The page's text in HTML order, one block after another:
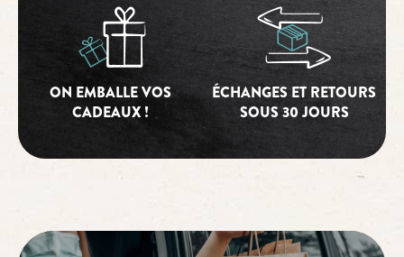
ON EMBALLE VOS
CADEAUX !
ÉCHANGES ET RETOURS
SOUS 30 JOURS